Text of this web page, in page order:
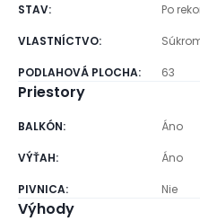
STAV: Po
VLASTNÍCTVO:
PODLAHOVÁ PLOCHA: 63
Priestory
BALKÓN: Áno
VÝŤAH: Áno
PIVNICA: Nie
Výhody